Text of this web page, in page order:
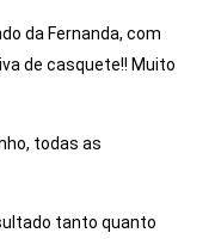
da Fernanda, com
de casquete!! Muito
todas as
tanto quanto